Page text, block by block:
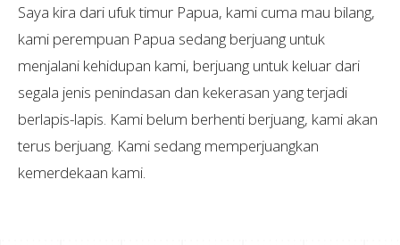
Saya kira dari ufuk timur Papua, kami cuma mau bilang,
kami perempuan Papua sedang berjuang untuk
menjalani kehidupan kami, berjuang untuk keluar dari
segala jenis penindasan dan kekerasan yang terjadi
berlapis-lapis. Kami belum berhenti berjuang, kami akan
terus berjuang. Kami sedang memperjuangkan
kemerdekaan kami.